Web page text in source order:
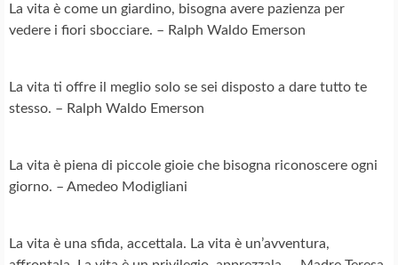
La vita è come un giardino, bisogna avere pazienza per
vedere i fiori sbocciare. – Ralph Waldo Emerson
La vita ti offre il meglio solo se sei disposto a dare tutto te
stesso. – Ralph Waldo Emerson
La vita è piena di piccole gioie che bisogna riconoscere ogni
giorno. – Amedeo Modigliani
La vita è una sfida, accettala. La vita è un’avventura,